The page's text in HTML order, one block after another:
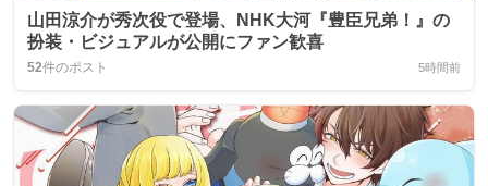
山田涼介が秀次役で登場、NHK大河『豊臣兄弟！』の
扮装・ビジュアルが公開にファン歓喜
52件のポスト 5時間前